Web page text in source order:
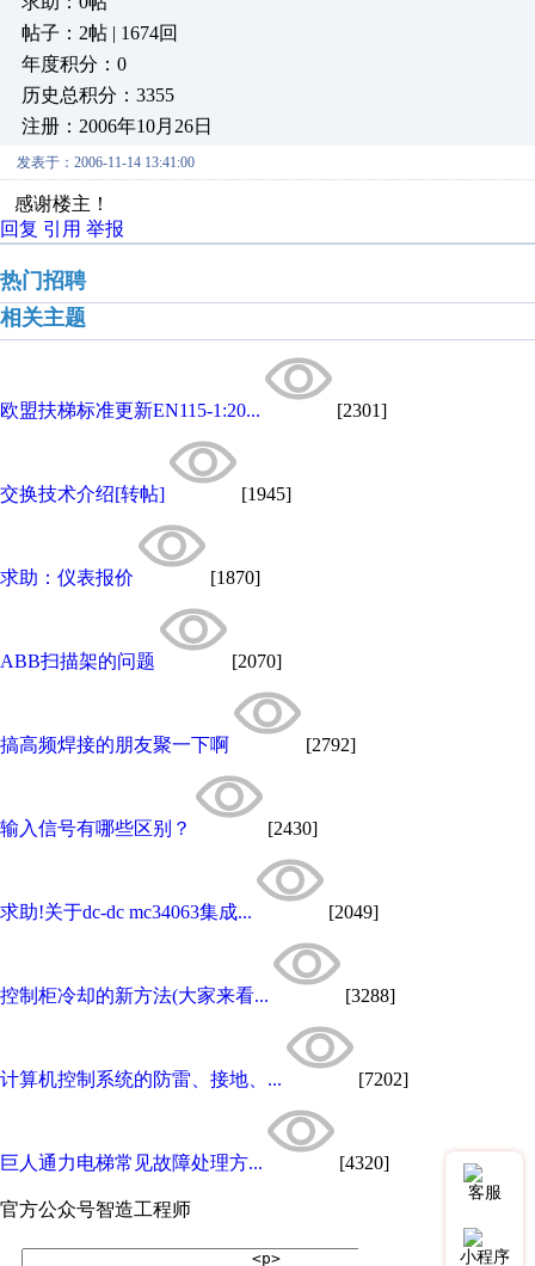
帖子：2帖 | 1674回
年度积分：0
历史总积分：3355
注册：2006年10月26日
发表于：2006-11-14 13:41:00
感谢楼主！
回复 引用 举报
热门招聘
相关主题
欧盟扶梯标准更新EN115-1:20... [2301]
交换技术介绍[转帖] [1945]
求助：仪表报价 [1870]
ABB扫描架的问题 [2070]
搞高频焊接的朋友聚一下啊 [2792]
输入信号有哪些区别？ [2430]
求助!关于dc-dc mc34063集成... [2049]
控制柜冷却的新方法(大家来看... [3288]
计算机控制系统的防雷、接地、... [7202]
巨人通力电梯常见故障处理方... [4320]
官方公众号智造工程师
客服
小程序